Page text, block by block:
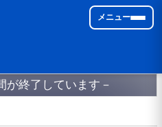
メニュー
終了しています－